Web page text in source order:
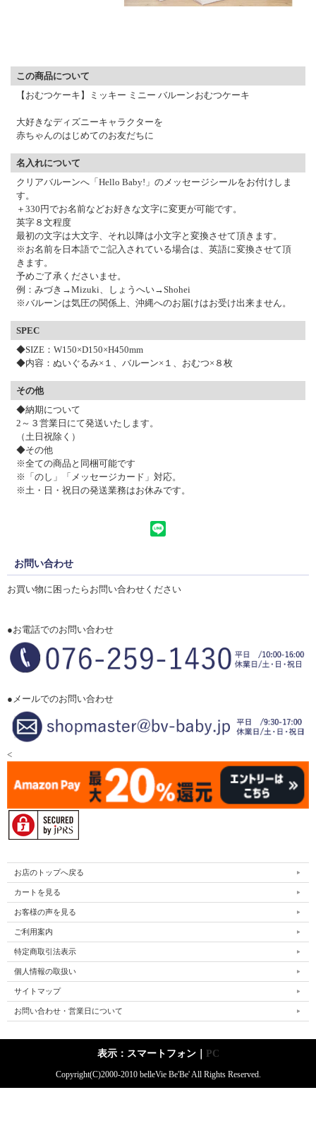
この商品について
【おむつケーキ】ミッキー ミニー バルーンおむつケーキ
大好きなディズニーキャラクターを
赤ちゃんのはじめてのお友だちに
名入れについて
クリアバルーンへ「Hello Baby!」のメッセージシールをお付けしま
す。
＋330円でお名前などお好きな文字に変更が可能です。
英字８文程度
最初の文字は大文字、それ以降は小文字と変換させて頂きます。
※お名前を日本語でご記入されている場合は、英語に変換させて頂
きます。
予めご了承くださいませ。
例：みづき→Mizuki、しょうへい→Shohei
※バルーンは気圧の関係上、沖縄へのお届けはお受け出来ません。
SPEC
◆SIZE：W150×D150×H450mm
◆内容：ぬいぐるみ×１、バルーン×１、おむつ×８枚
その他
◆納期について
2～３営業日にて発送いたします。
（土日祝除く）
◆その他
※全ての商品と同梱可能です
※「のし」「メッセージカード」対応。
※土・日・祝日の発送業務はお休みです。
お問い合わせ
お買い物に困ったらお問い合わせください
●お電話でのお問い合わせ
●メールでのお問い合わせ
<
お店のトップへ戻る
カートを見る
お客様の声を見る
ご利用案内
特定商取引法表示
個人情報の取扱い
サイトマップ
お問い合わせ・営業日について
表示：スマートフォン｜ PC
Copyright(C)2000-2010 belleVie Be'Be' All Rights Reserved.